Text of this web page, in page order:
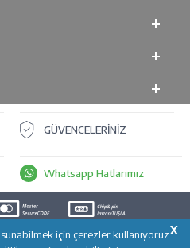
X
için çerezler kullanıyoruz.
GÜVENCELERİNİZ
Whatsapp Hatlarımız